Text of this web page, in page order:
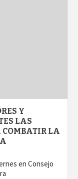
Y
LAS
COMBATIR LA
en Consejo